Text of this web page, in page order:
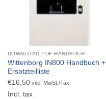
DOWNLOAD PDF-HANDBUCH
Wittenborg IN800 Handbuch +
Ersatzteilliste
€16,50 inkl. MwSt./Tax
Incl. tax